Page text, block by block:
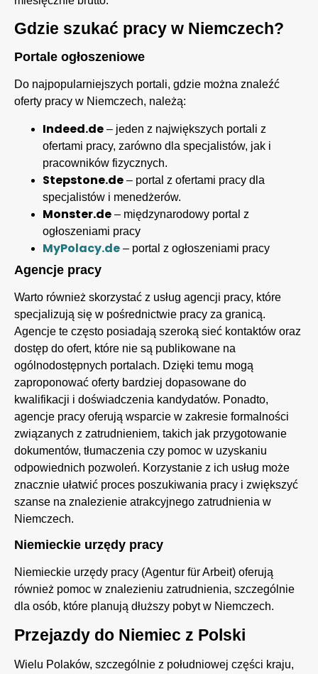
Gdzie szukać pracy w Niemczech?
Portale ogłoszeniowe
Do najpopularniejszych portali, gdzie można znaleźć
oferty pracy w Niemczech, należą:
Indeed.de – jeden z największych portali z
ofertami pracy, zarówno dla specjalistów, jak i
pracowników fizycznych.
Stepstone.de – portal z ofertami pracy dla
specjalistów i menedżerów.
Monster.de – międzynarodowy portal z
ogłoszeniami pracy
MyPolacy.de – portal z ogłoszeniami pracy
Agencje pracy
Warto również skorzystać z usług agencji pracy, które
specjalizują się w pośrednictwie pracy za granicą.
Agencje te często posiadają szeroką sieć kontaktów oraz
dostęp do ofert, które nie są publikowane na
ogólnodostępnych portalach. Dzięki temu mogą
zaproponować oferty bardziej dopasowane do
kwalifikacji i doświadczenia kandydatów. Ponadto,
agencje pracy oferują wsparcie w zakresie formalności
związanych z zatrudnieniem, takich jak przygotowanie
dokumentów, tłumaczenia czy pomoc w uzyskaniu
odpowiednich pozwoleń. Korzystanie z ich usług może
znacznie ułatwić proces poszukiwania pracy i zwiększyć
szanse na znalezienie atrakcyjnego zatrudnienia w
Niemczech.
Niemieckie urzędy pracy
Niemieckie urzędy pracy (Agentur für Arbeit) oferują
również pomoc w znalezieniu zatrudnienia, szczególnie
dla osób, które planują dłuższy pobyt w Niemczech.
Przejazdy do Niemiec z Polski
Wielu Polaków, szczególnie z południowej części kraju,